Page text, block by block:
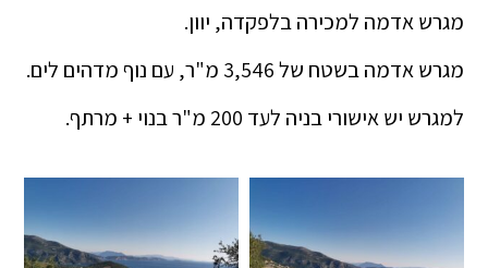
מגרש אדמה למכירה בלפקדה, יוון.
מגרש אדמה בשטח של 3,546 מ"ר, עם נוף מדהים לים.
למגרש יש אישורי בניה לעד 200 מ"ר בנוי + מרתף.